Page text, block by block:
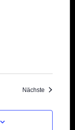
Nächste